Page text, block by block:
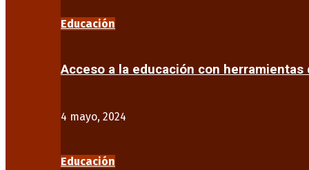
Educación
Acceso a la educación con
4 mayo, 2024
Educación